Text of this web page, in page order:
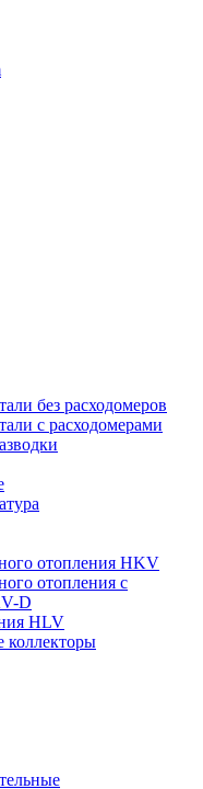
без расходомеров
с расходомерами
отопления HKV
отопления с
D
HLV
коллекторы